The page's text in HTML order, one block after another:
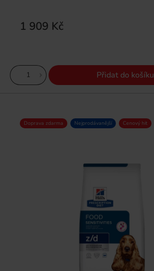
1 909 Kč
Přidat do košíku
Doprava zdarma Nejprodávanější Cenový hit